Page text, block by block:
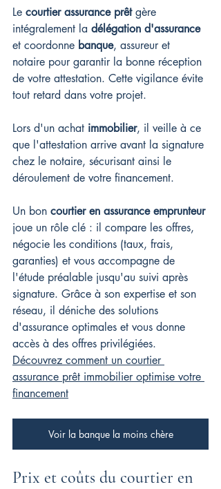
Le courtier assurance prêt gère
intégralement la délégation d'assurance
et coordonne banque, assureur et
notaire pour garantir la bonne réception
de votre attestation. Cette vigilance évite
tout retard dans votre projet.
Lors d'un achat immobilier, il veille à ce
que l'attestation arrive avant la signature
chez le notaire, sécurisant ainsi le
déroulement de votre financement.
Un bon courtier en assurance emprunteur
joue un rôle clé : il compare les offres,
négocie les conditions (taux, frais,
garanties) et vous accompagne de
l'étude préalable jusqu'au suivi après
signature. Grâce à son expertise et son
réseau, il déniche des solutions
d'assurance optimales et vous donne
accès à des offres privilégiées.
Découvrez comment un courtier
assurance prêt immobilier optimise votre
financement
Voir la banque la moins chère
Prix et coûts du courtier en